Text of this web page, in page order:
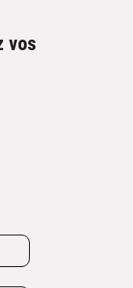
vos